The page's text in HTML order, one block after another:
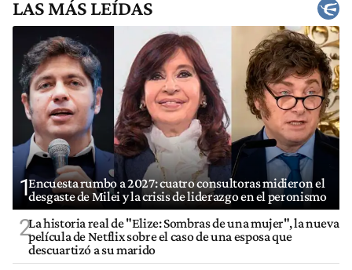
LAS MÁS LEÍDAS
1Encuesta rumbo a 2027: cuatro consultoras midieron el
desgaste de Milei y la crisis de liderazgo en el peronismo
2La historia real de "Elize: Sombras de una mujer", la nueva
película de Netflix sobre el caso de una esposa que
descuartizó a su marido